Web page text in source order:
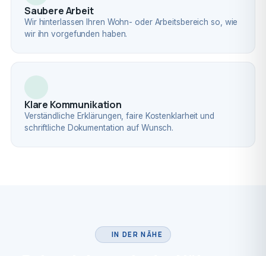
Saubere Arbeit
Wir hinterlassen Ihren Wohn- oder Arbeitsbereich so, wie
wir ihn vorgefunden haben.
Klare Kommunikation
Verständliche Erklärungen, faire Kostenklarheit und
schriftliche Dokumentation auf Wunsch.
IN DER NÄHE